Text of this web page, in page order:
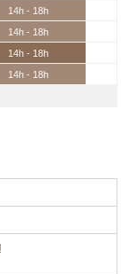
14h - 18h
14h - 18h
14h - 18h
14h - 18h